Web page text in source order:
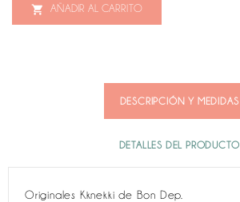
 AÑADIR AL CARRITO
DESCRIPCIÓN Y MEDIDAS
DETALLES DEL PRODUCTO
Originales Kknekki de Bon Dep.